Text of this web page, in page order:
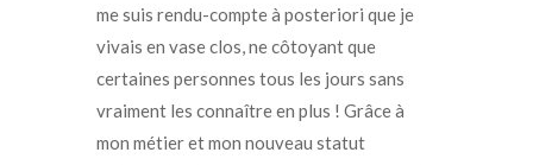
me suis rendu-compte à posteriori que je
vivais en vase clos, ne côtoyant que
certaines personnes tous les jours sans
vraiment les connaître en plus ! Grâce à
mon métier et mon nouveau statut